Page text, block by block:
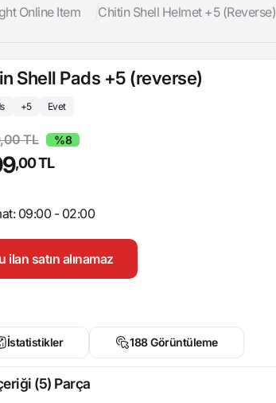
Online Item Chitin Shell Helmet +5 (Reverse)
Shell Pads +5 (reverse)
+5 Evet
TL %8
,00 TL
09:00 - 02:00
ilan satın alınamaz
İstatistikler 188 Görüntüleme
(5) Parça